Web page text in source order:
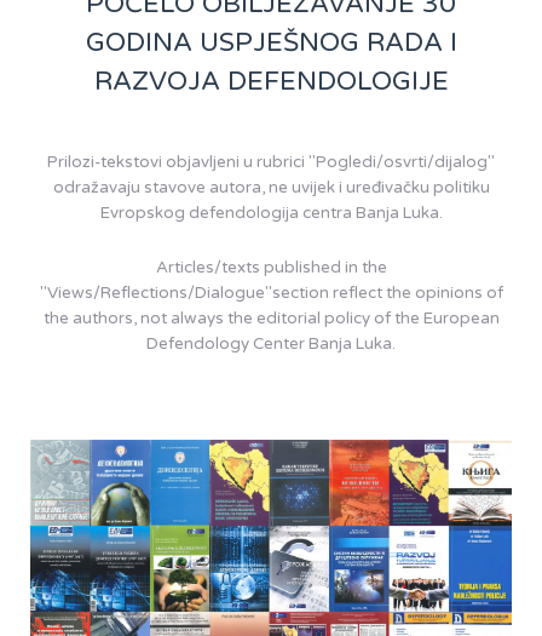
GODINA USPJEŠNOG RADA I
RAZVOJA DEFENDOLOGIJE
Prilozi-tekstovi objavljeni u rubrici "Pogledi/osvrti/dijalog"
odražavaju stavove autora, ne uvijek i uređivačku politiku
Evropskog defendologija centra Banja Luka.
Articles/texts published in the
"Views/Reflections/Dialogue"section reflect the opinions of
the authors, not always the editorial policy of the European
Defendology Center Banja Luka.